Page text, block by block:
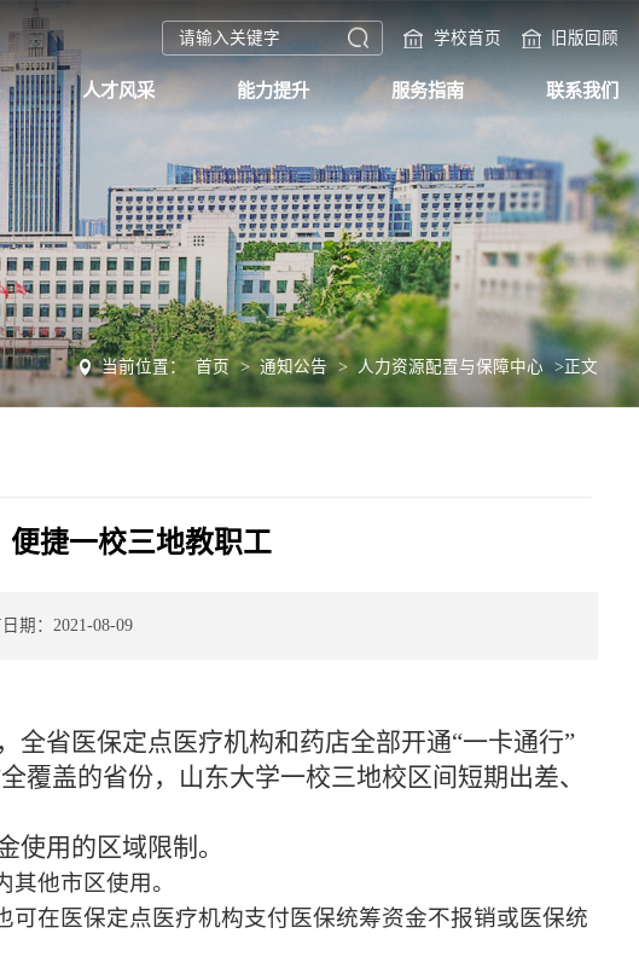
学校首页 旧版回顾
人才风采 能力提升 服务指南 联系我们
当前位置： 首页 > 通知公告 > 人力资源配置与保障中心 >正文
便捷一校三地教职工
期：2021-08-09
全省医保定点医疗机构和药店全部开通“一卡通行”
覆盖的省份，山东大学一校三地校区间短期出差、
使用的区域限制。
他市区使用。
可在医保定点医疗机构支付医保统筹资金不报销或医保统